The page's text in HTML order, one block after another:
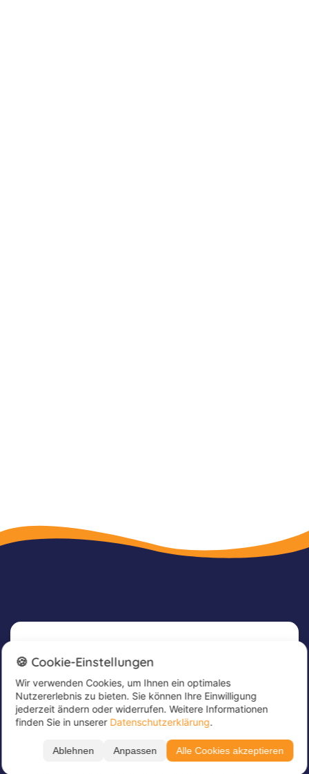
Newsletter
Melde dich jetzt für unseren Newsletter an, um
tolle Angebote zu erhalten und immer up to
date zu sein!
Trage hier deine E-Mail Adresse ein*
🍪 Cookie-Einstellungen
Wir verwenden Cookies, um Ihnen ein optimales
Nutzererlebnis zu bieten. Sie können Ihre Einwilligung
jederzeit ändern oder widerrufen. Weitere Informationen
finden Sie in unserer Datenschutzerklärung.
Ablehnen Anpassen Alle Cookies akzeptieren